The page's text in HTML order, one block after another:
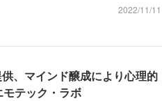
2022/11/11
、マインド醸成により心理的
テック・ラボ